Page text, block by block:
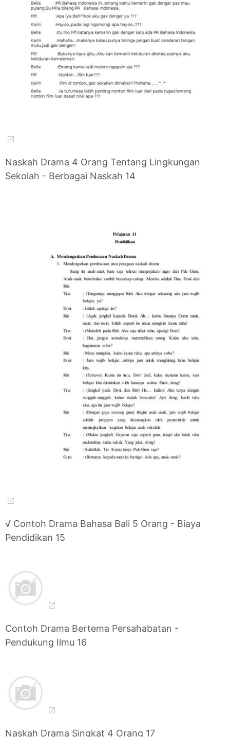
Naskah Drama 4 Orang Tentang Lingkungan
Sekolah - Berbagai Naskah 14
√ Contoh Drama Bahasa Bali 5 Orang - Biaya
Pendidikan 15
Contoh Drama Bertema Persahabatan -
Pendukung Ilmu 16
Naskah Drama Singkat 4 Orang 17